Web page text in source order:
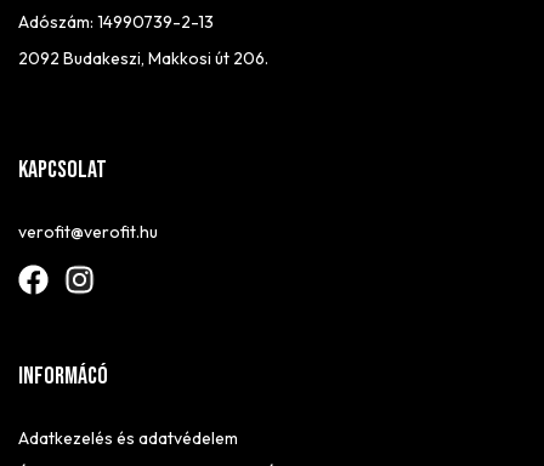
Adószám: 14990739-2-13
2092 Budakeszi, Makkosi út 206.
Kapcsolat
verofit@verofit.hu
Informácó
Adatkezelés és adatvédelem